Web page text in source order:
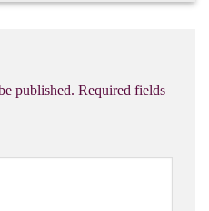
published. Required fields